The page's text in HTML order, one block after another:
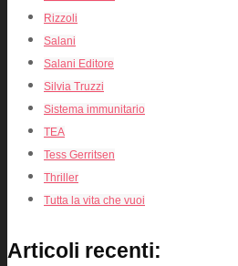
Rizzoli
Salani
Salani Editore
Silvia Truzzi
Sistema immunitario
TEA
Tess Gerritsen
Thriller
Tutta la vita che vuoi
Articoli recenti: